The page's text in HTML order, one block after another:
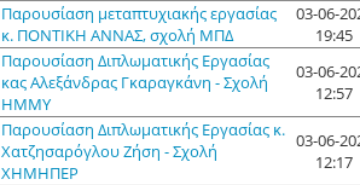
Παρουσίαση μεταπτυχιακής εργασίας
κ. ΠΟΝΤΙΚΗ ΑΝΝΑΣ, σχολή ΜΠΔ
03-06-
19:45
Παρουσίαση Διπλωματικής Εργασίας
κας Αλεξάνδρας Γκαραγκάνη - Σχολή
ΗΜΜΥ
03-06-
12:57
Παρουσίαση Διπλωματικής Εργασίας κ.
Χατζησαρόγλου Ζήση - Σχολή
ΧΗΜΗΠΕΡ
03-06-
12:17